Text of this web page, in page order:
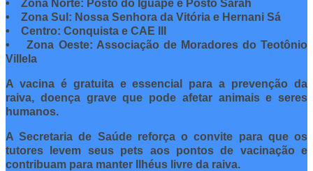
• Zona Norte: Posto do Iguape e Posto Sarah
• Zona Sul: Nossa Senhora da Vitória e Hernani Sá
• Centro: Conquista e CAE III
• Zona Oeste: Associação de Moradores do Teotônio
Villela
A vacina é gratuita e essencial para a prevenção da
raiva, doença grave que pode afetar animais e seres
humanos.
A Secretaria de Saúde reforça o convite para que os
tutores levem seus pets aos pontos de vacinação e
contribuam para manter Ilhéus livre da raiva.